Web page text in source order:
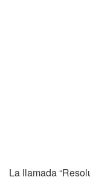
La llamada